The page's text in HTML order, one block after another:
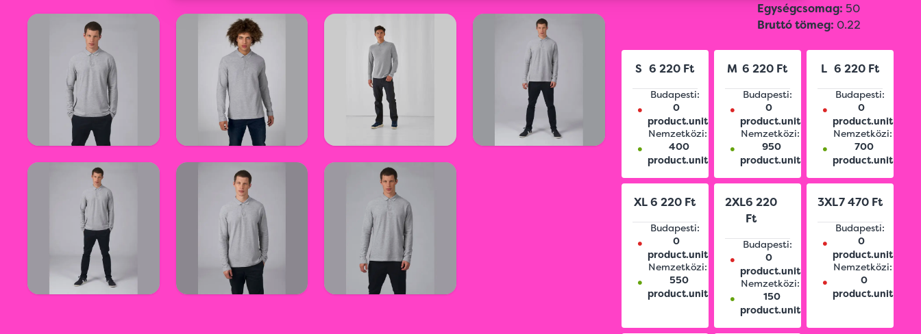
Egységcsomag: 50
Bruttó tömeg: 0.22
S 6 220 Ft
•
Budapesti:
0
product.unit
•
Nemzetközi:
400
product.unit
M 6 220 Ft
•
Budapesti:
0
product.unit
•
Nemzetközi:
950
product.unit
L 6 220 Ft
•
Budapesti:
0
product.unit
•
Nemzetközi:
700
product.unit
XL 6 220 Ft
•
Budapesti:
0
product.unit
•
Nemzetközi:
550
product.unit
2XL6 220
Ft
•
Budapesti:
0
product.unit
•
Nemzetközi:
150
product.unit
3XL7 470 Ft
•
Budapesti:
0
product.unit
•
Nemzetközi:
0
product.unit